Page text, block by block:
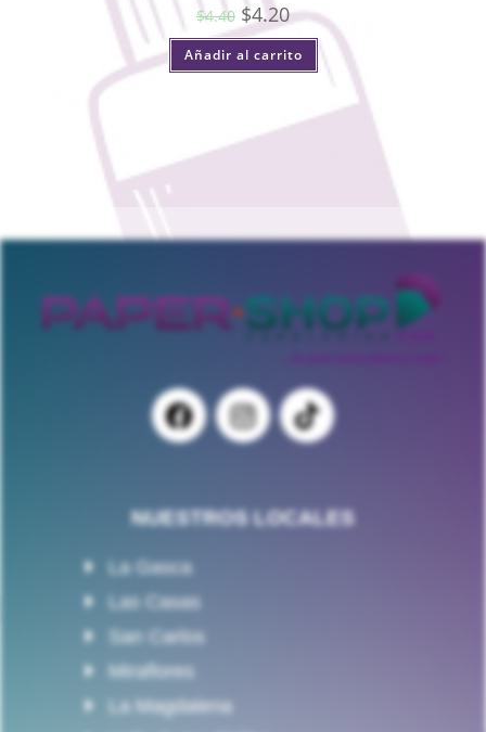
$4.40 $4.20
Añadir al carrito
NUESTROS LOCALES
La Gasca
Las Casas
San Carlos
Miraflores
La Magdalena